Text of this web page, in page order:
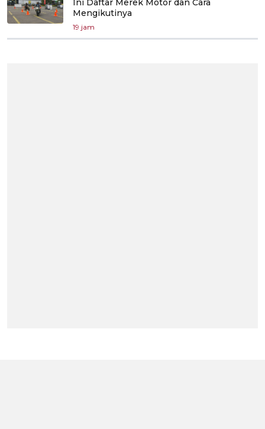
Ini Daftar Merek Motor dan Cara
Mengikutinya
19 jam